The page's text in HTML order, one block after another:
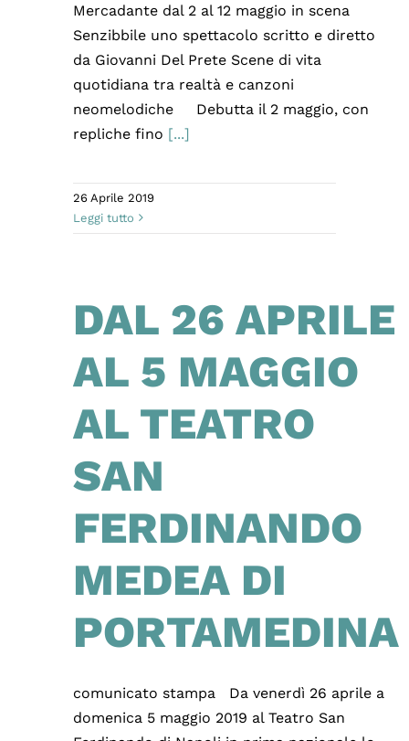
Mercadante dal 2 al 12 maggio in scena
Senzibbile uno spettacolo scritto e diretto
da Giovanni Del Prete Scene di vita
quotidiana tra realtà e canzoni
neomelodiche Debutta il 2 maggio, con
repliche fino [...]
26 Aprile 2019
Leggi tutto
DAL 26 APRILE
AL 5 MAGGIO
AL TEATRO
SAN
FERDINANDO
MEDEA DI
PORTAMEDINA
comunicato stampa Da venerdì 26 aprile a
domenica 5 maggio 2019 al Teatro San